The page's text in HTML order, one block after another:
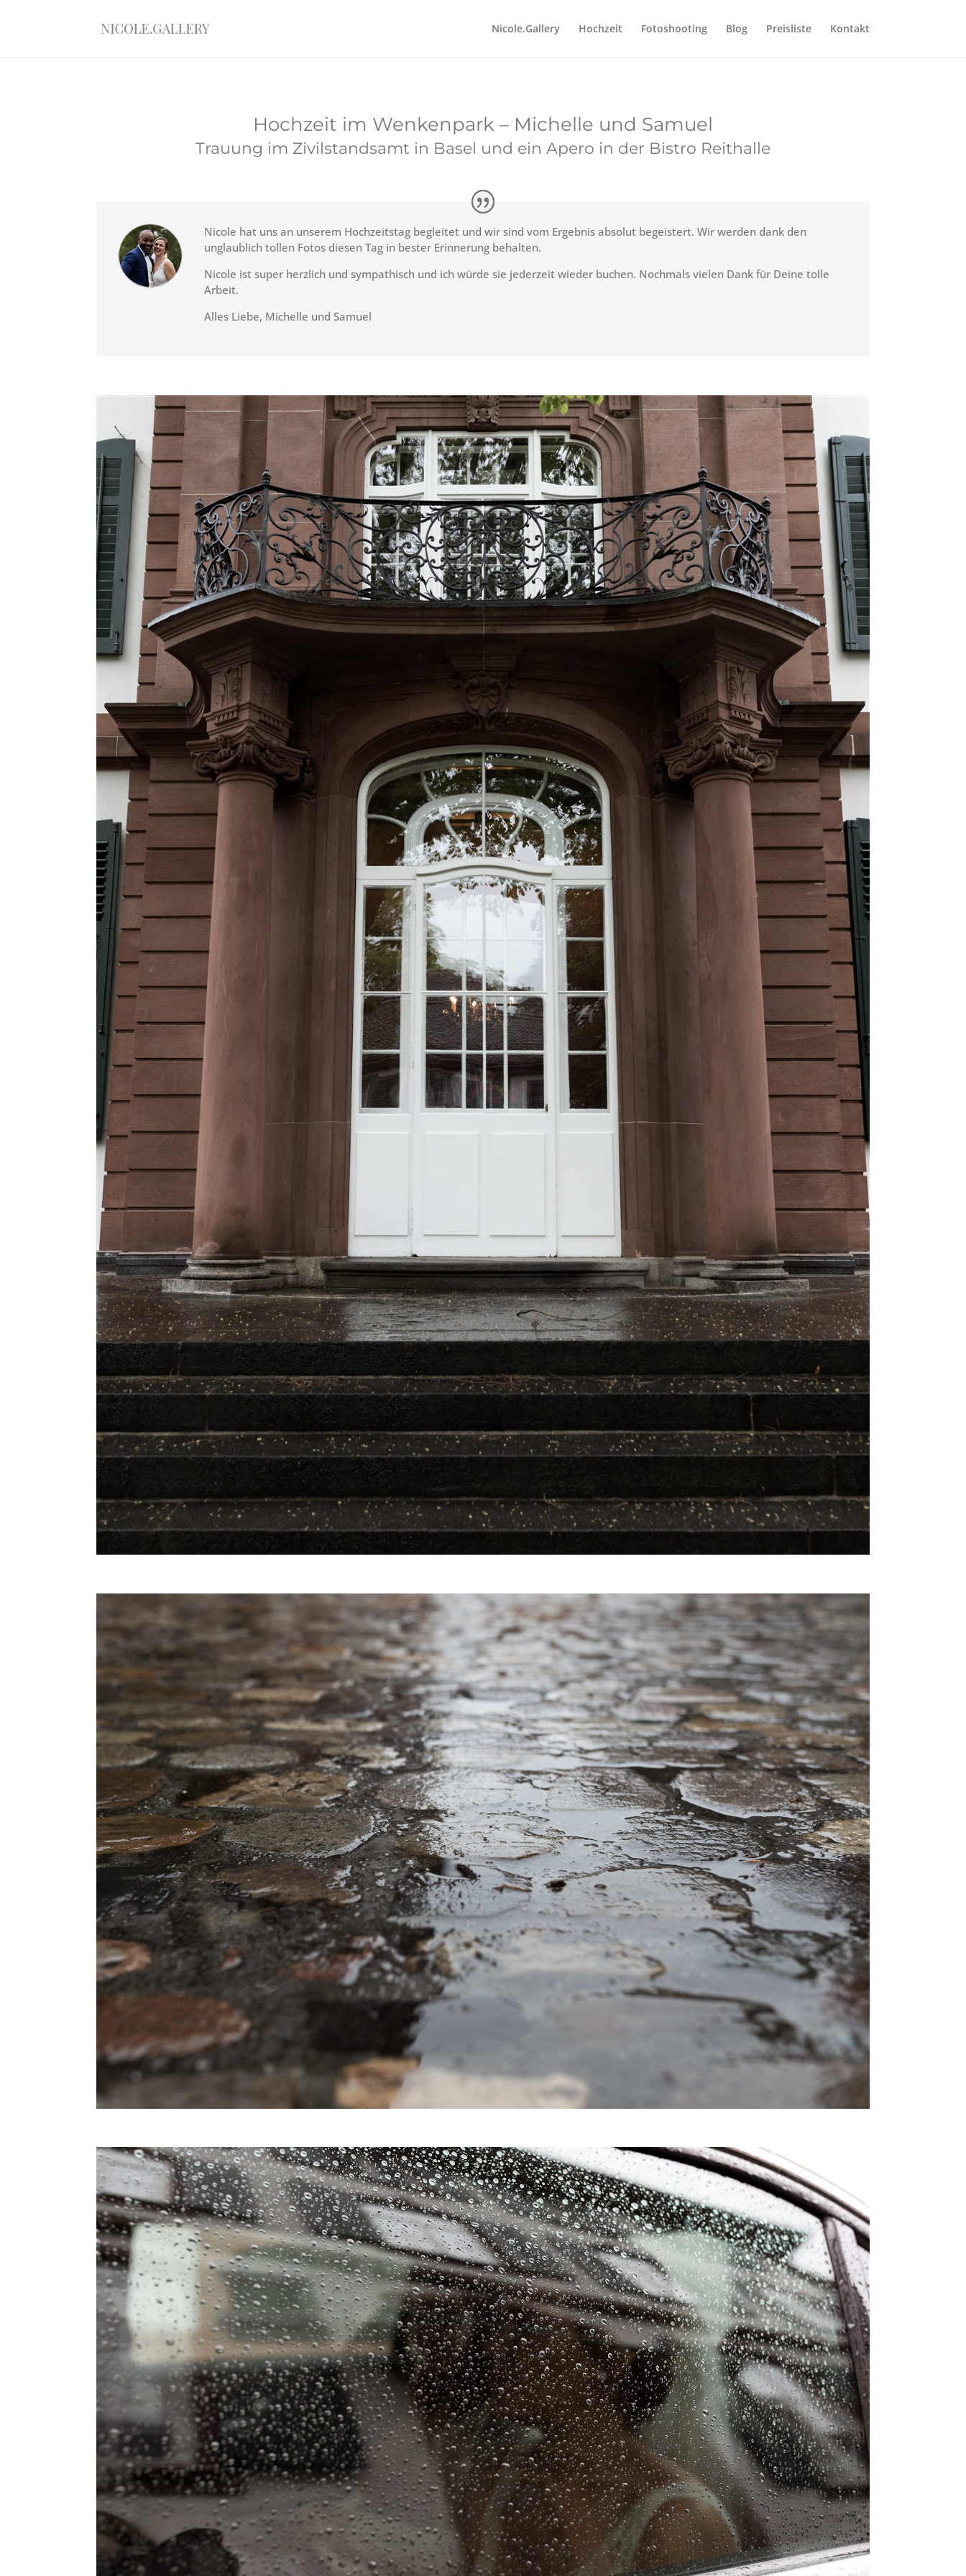
Nicole.Gallery Hochzeit Fotoshooting Blog Preisliste Kontakt
Hochzeit im Wenkenpark – Michelle und Samuel
Trauung im Zivilstandsamt in Basel und ein Apero in der Bistro Reithalle
Nicole hat uns an unserem Hochzeitstag begleitet und wir sind vom Ergebnis absolut begeistert. Wir werden dank den
unglaublich tollen Fotos diesen Tag in bester Erinnerung behalten.
Nicole ist super herzlich und sympathisch und ich würde sie jederzeit wieder buchen. Nochmals vielen Dank für Deine tolle
Arbeit.
Alles Liebe, Michelle und Samuel